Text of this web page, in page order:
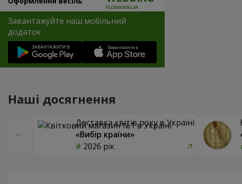
Завантажуйте наш мобільний
додаток
Наші досягнення
Доставка квітів року в Україні
«Вибір країни»
2026 рік